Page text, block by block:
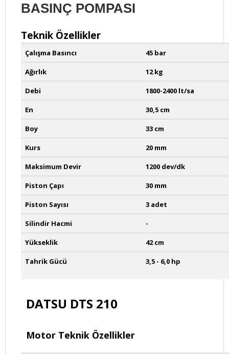
BASINÇ POMPASI
Teknik Özellikler
Çalışma Basıncı 45 bar
Ağırlık 12 kg
Debi 1800-2400 lt/sa
En 30,5 cm
Boy 33 cm
Kurs 20 mm
Maksimum Devir 1200 dev/dk
Piston Çapı 30 mm
Piston Sayısı 3 adet
Silindir Hacmi -
Yükseklik 42 cm
Tahrik Gücü 3,5 - 6,0 hp
DATSU DTS 210
Motor Teknik Özellikler